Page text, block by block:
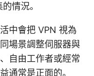
情況。
中會把 VPN 視為
場景調整伺服器與
自由工作者或經常
通常是正面的。